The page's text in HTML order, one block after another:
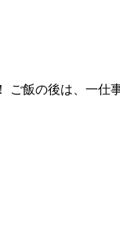
飯の後は、一